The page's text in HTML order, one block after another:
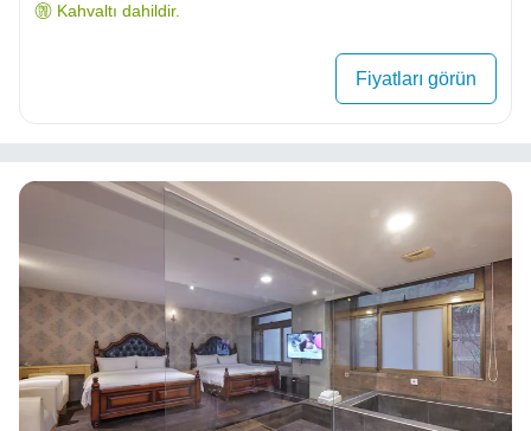
Kahvaltı dahildir.
Fiyatları görün